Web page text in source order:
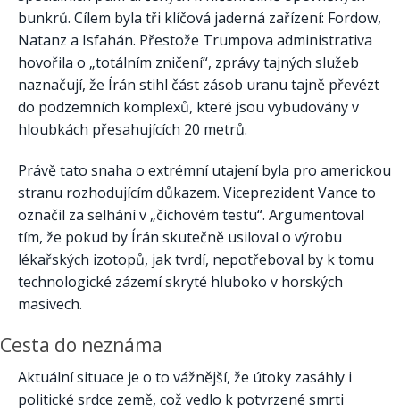
bunkrů. Cílem byla tři klíčová jaderná zařízení: Fordow,
Natanz a Isfahán. Přestože Trumpova administrativa
hovořila o „totálním zničení“, zprávy tajných služeb
naznačují, že Írán stihl část zásob uranu tajně převézt
do podzemních komplexů, které jsou vybudovány v
hloubkách přesahujících 20 metrů.
Právě tato snaha o extrémní utajení byla pro americkou
stranu rozhodujícím důkazem. Viceprezident Vance to
označil za selhání v „čichovém testu“. Argumentoval
tím, že pokud by Írán skutečně usiloval o výrobu
lékařských izotopů, jak tvrdí, nepotřeboval by k tomu
technologické zázemí skryté hluboko v horských
masivech.
Cesta do neznáma
Aktuální situace je o to vážnější, že útoky zasáhly i
politické srdce země, což vedlo k potvrzené smrti